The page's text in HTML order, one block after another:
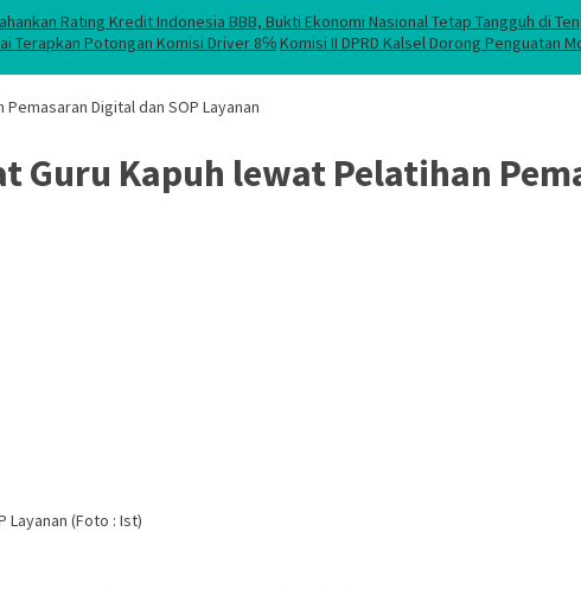
Rating Kredit Indonesia BBB, Bukti Ekonomi Nasional Tetap Tangguh di
Terapkan Potongan Komisi Driver 8℅Komisi II DPRD Kalsel Dorong Penguatan
Digital dan SOP Layanan
Guru Kapuh lewat Pelatihan
Layanan (Foto : Ist)